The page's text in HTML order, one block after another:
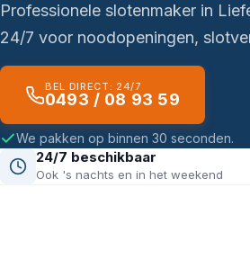
Professionele slotenmaker in
24/7 voor noodopeningen,
BEL DIRECT: 24/7
0493 / 08 93 59
We pakken op binnen 30 seconden.
24/7 beschikbaar
Ook 's nachts en in het weekend